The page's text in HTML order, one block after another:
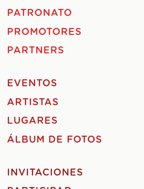
PATRONATO
PROMOTORES
PARTNERS
EVENTOS
ARTISTAS
LUGARES
ÁLBUM DE FOTOS
INVITACIONES